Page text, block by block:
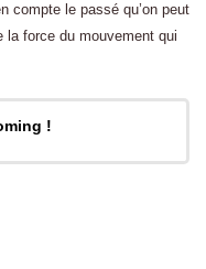
compte le passé qu’on peut
force du mouvement qui
!